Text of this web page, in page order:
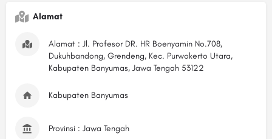
Alamat
Alamat : Jl. Profesor DR. HR Boenyamin No.708,
Dukuhbandong, Grendeng, Kec. Purwokerto Utara,
Kabupaten Banyumas, Jawa Tengah 53122
Kabupaten Banyumas
Provinsi : Jawa Tengah